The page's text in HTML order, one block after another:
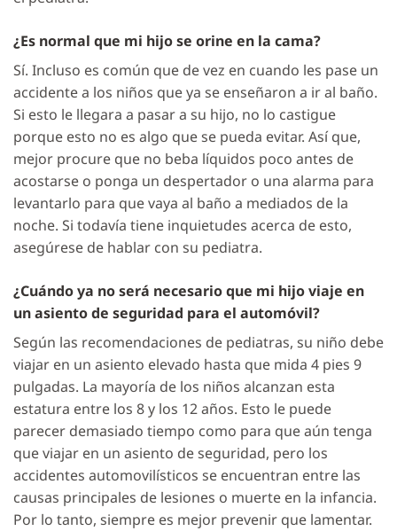
¿Es normal que mi hijo se orine en la cama?
Sí. Incluso es común que de vez en cuando les pase un
accidente a los niños que ya se enseñaron a ir al baño.
Si esto le llegara a pasar a su hijo, no lo castigue
porque esto no es algo que se pueda evitar. Así que,
mejor procure que no beba líquidos poco antes de
acostarse o ponga un despertador o una alarma para
levantarlo para que vaya al baño a mediados de la
noche. Si todavía tiene inquietudes acerca de esto,
asegúrese de hablar con su pediatra.
¿Cuándo ya no será necesario que mi hijo viaje en
un asiento de seguridad para el automóvil?
Según las recomendaciones de pediatras, su niño debe
viajar en un asiento elevado hasta que mida 4 pies 9
pulgadas. La mayoría de los niños alcanzan esta
estatura entre los 8 y los 12 años. Esto le puede
parecer demasiado tiempo como para que aún tenga
que viajar en un asiento de seguridad, pero los
accidentes automovilísticos se encuentran entre las
causas principales de lesiones o muerte en la infancia.
Por lo tanto, siempre es mejor prevenir que lamentar.